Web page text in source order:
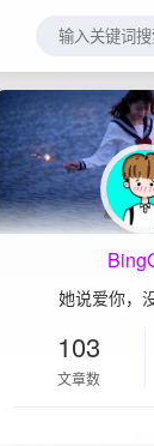
她说爱你，
103
文章数